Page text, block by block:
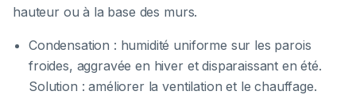
hauteur ou à la base des murs.
Condensation : humidité uniforme sur les parois
froides, aggravée en hiver et disparaissant en été.
Solution : améliorer la ventilation et le chauffage.